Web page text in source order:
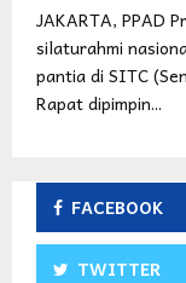
JAKARTA, PPAD
silaturahmi
pantia di SITC
Rapat dipimpin...
FACEBOOK
TWITTER